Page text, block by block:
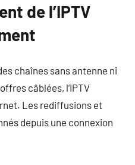
de l’IPTV
chaînes sans antenne ni
câblées, l’IPTV
Les rediffusions et
depuis une connexion